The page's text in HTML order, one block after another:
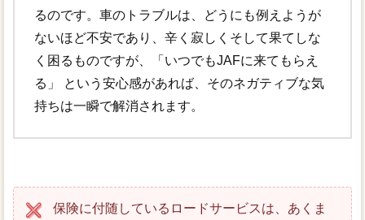
るのです。車のトラブルは、どうにも例えようが
ないほど不安であり、辛く寂しくそして果てしな
く困るものですが、「いつでもJAFに来てもらえ
る」 という安心感があれば、そのネガティブな気
持ちは一瞬で解消されます。
保険に付随しているロードサービスは、あくま